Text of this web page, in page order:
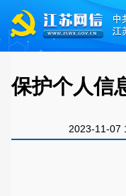
保护个人信
2023-11-07